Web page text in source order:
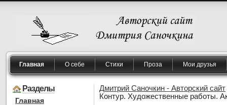
Главная О себе Стихи Проза Мои друзья
Разделы
Главная
Дмитрий Саночкин - Авторский сайт
Контур. Художественные работы.